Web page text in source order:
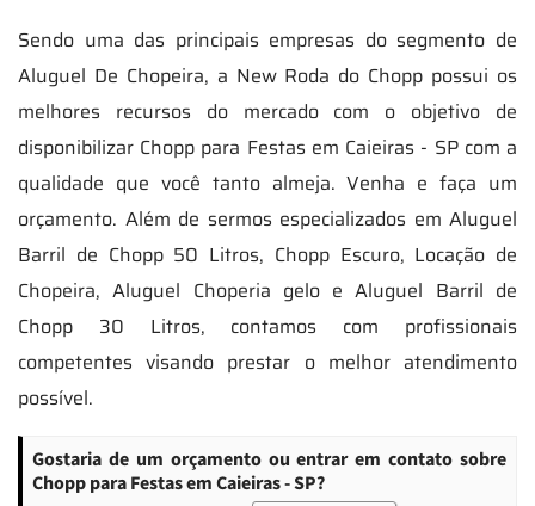
Sendo uma das principais empresas do segmento de
Aluguel De Chopeira, a New Roda do Chopp possui os
melhores recursos do mercado com o objetivo de
disponibilizar Chopp para Festas em Caieiras - SP com a
qualidade que você tanto almeja. Venha e faça um
orçamento. Além de sermos especializados em Aluguel
Barril de Chopp 50 Litros, Chopp Escuro, Locação de
Chopeira, Aluguel Choperia gelo e Aluguel Barril de
Chopp 30 Litros, contamos com profissionais
competentes visando prestar o melhor atendimento
possível.
Gostaria de um orçamento ou entrar em contato sobre
Chopp para Festas em Caieiras - SP?